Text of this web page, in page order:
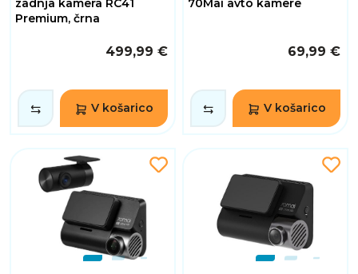
zadnja kamera RC41
Premium, črna
499,99 €
V košarico
70Mai avto kamere
69,99 €
V košarico